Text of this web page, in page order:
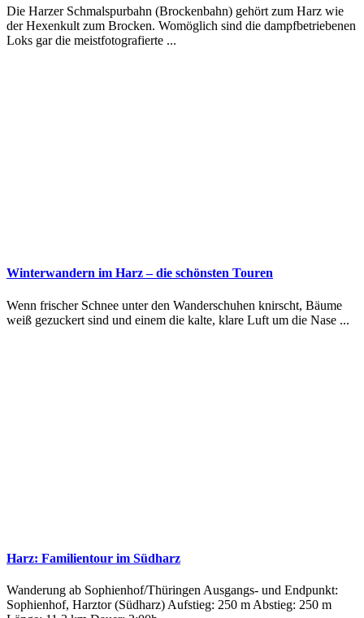
Die Harzer Schmalspurbahn (Brockenbahn) gehört zum Harz wie
der Hexenkult zum Brocken. Womöglich sind die dampfbetriebenen
Loks gar die meistfotografierte ...
Winterwandern im Harz – die schönsten Touren
Wenn frischer Schnee unter den Wanderschuhen knirscht, Bäume
weiß gezuckert sind und einem die kalte, klare Luft um die Nase ...
Harz: Familientour im Südharz
Wanderung ab Sophienhof/Thüringen Ausgangs- und Endpunkt:
Sophienhof, Harztor (Südharz) Aufstieg: 250 m Abstieg: 250 m